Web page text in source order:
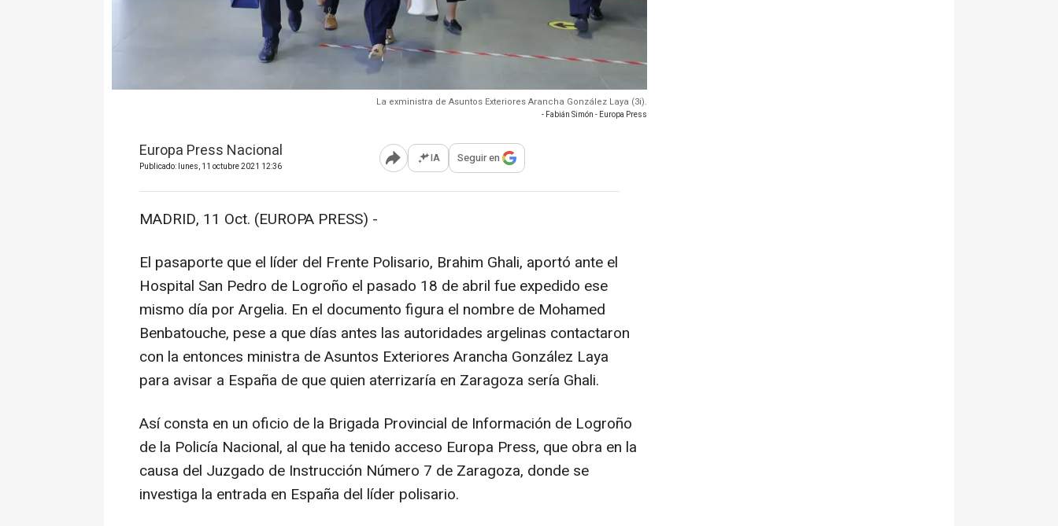
La exministra de Asuntos Exteriores Arancha González Laya (3i).
- Fabián Simón - Europa Press
Europa Press Nacional
Publicado: lunes, 11 octubre 2021 12:36 Abrir opciones para compartir
IA Seguir en
MADRID, 11 Oct. (EUROPA PRESS) -
El pasaporte que el líder del Frente Polisario, Brahim Ghali, aportó ante el
Hospital San Pedro de Logroño el pasado 18 de abril fue expedido ese
mismo día por Argelia. En el documento figura el nombre de Mohamed
Benbatouche, pese a que días antes las autoridades argelinas contactaron
con la entonces ministra de Asuntos Exteriores Arancha González Laya
para avisar a España de que quien aterrizaría en Zaragoza sería Ghali.
Así consta en un oficio de la Brigada Provincial de Información de Logroño
de la Policía Nacional, al que ha tenido acceso Europa Press, que obra en la
causa del Juzgado de Instrucción Número 7 de Zaragoza, donde se
investiga la entrada en España del líder polisario.